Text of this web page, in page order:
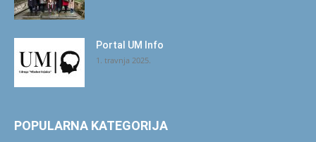
Portal UM Info
1. travnja 2025.
POPULARNA KATEGORIJA